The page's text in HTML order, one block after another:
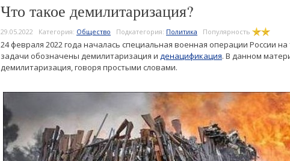
Что такое демилитаризация?
29.05.2022 Категория: Общество Подкатегория: Политика Популярность
24 февраля 2022 года началась специальная военная операции России
задачи обозначены демилитаризация и денацификация. В данном
демилитаризация, говоря простыми словами.